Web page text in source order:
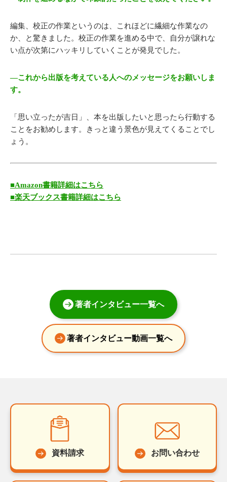
編集、校正の作業というのは、これほどに繊細な作業なの
か、と驚きました。校正の作業を進める中で、自分が譲れな
い点が次第にハッキリしていくことが発見でした。
―これから出版を考えている人へのメッセージをお願いしま
す。
「思い立ったが吉日」、本を出版したいと思ったら行動する
ことをお勧めします。きっと違う景色が見えてくることでし
ょう。
■Amazon書籍詳細はこちら
■楽天ブックス書籍詳細はこちら
著者インタビュー一覧へ
著者インタビュー動画一覧へ
資料請求 お問い合わせ